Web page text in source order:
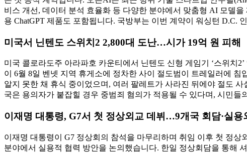
비스 개선, 데이터 분석 효율화 등 다양한 분야에서 맞춤형 AI 모델
용 ChatGPT 제품도 포함됩니다. 국방부는 이번 계약이 워싱턴 D.C.
미국서 닌텐도 스위치2 2,800대 도난…시가 19억 원 피해
미국 콜로라도주 아라파호 카운티에서 닌텐도 신형 게임기 ‘스위치
이 6월 8일 벤넷 지역 휴게소에 정차한 사이 절도범이 트레일러에
알지 못한 채 휴식 중이었으며, 여러 팔레트가 사라진 뒤에야 절도
국은 용의자가 붙잡힐 경우 중범죄 혐의가 적용될 수 있다며, 시민들
이재명 대통령, G7서 첫 정상외교 데뷔…9개국 회담·실용
이재명 대통령이 G7 정상회의 참석을 마무리하며 취임 이후 첫 정
분야에서 실용적 협력 방안을 논의했습니다. 한일 정상회담을 통해